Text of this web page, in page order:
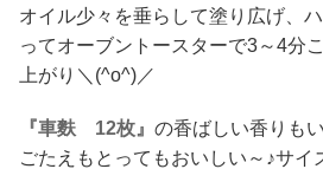
オイル少々を垂らして塗り広げ、
ってオーブントースターで3～4分
上がり＼(^o^)／
『車麩 12枚』 の香ばしい香りも
ごたえもとってもおいしい～♪サイ